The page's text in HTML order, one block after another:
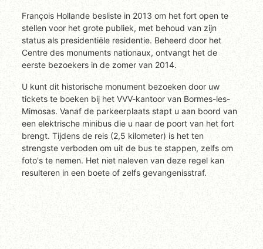
François Hollande besliste in 2013 om het fort open te
stellen voor het grote publiek, met behoud van zijn
status als presidentiële residentie. Beheerd door het
Centre des monuments nationaux, ontvangt het de
eerste bezoekers in de zomer van 2014.
U kunt dit historische monument bezoeken door uw
tickets te boeken bij het VVV-kantoor van Bormes-les-
Mimosas. Vanaf de parkeerplaats stapt u aan boord van
een elektrische minibus die u naar de poort van het fort
brengt. Tijdens de reis (2,5 kilometer) is het ten
strengste verboden om uit de bus te stappen, zelfs om
foto's te nemen. Het niet naleven van deze regel kan
resulteren in een boete of zelfs gevangenisstraf.